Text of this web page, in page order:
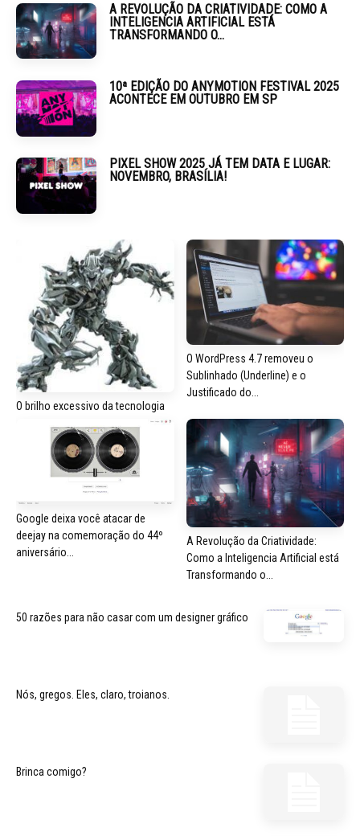
A REVOLUÇÃO DA CRIATIVIDADE: COMO A
INTELIGENCIA ARTIFICIAL ESTÁ
TRANSFORMANDO O...
10ª EDIÇÃO DO ANYMOTION FESTIVAL 2025
ACONTECE EM OUTUBRO EM SP
PIXEL SHOW 2025 JÁ TEM DATA E LUGAR:
NOVEMBRO, BRASÍLIA!
O brilho excessivo da tecnologia
O WordPress 4.7 removeu o
Sublinhado (Underline) e o
Justificado do...
Google deixa você atacar de
deejay na comemoração do 44º
aniversário...
A Revolução da Criatividade:
Como a Inteligencia Artificial está
Transformando o...
50 razões para não casar com um designer gráfico
Nós, gregos. Eles, claro, troianos.
Brinca comigo?